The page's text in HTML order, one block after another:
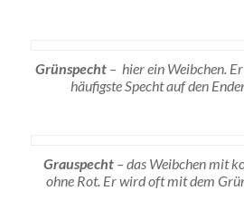
Grünspecht – hier ein Weibchen.
häufigste Specht auf den
Grauspecht– das Weibchen mit
ohne Rot. Er wird oft mit dem